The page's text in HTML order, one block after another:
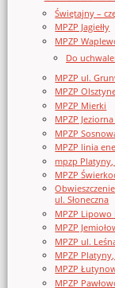
Świętajny –
MPZP Jagiełły
MPZP
Do
MPZP ul.
MPZP
MPZP Mierki
MPZP
MPZP
MPZP linia
mpzp Platyny,
MPZP
ul. Słoneczna
MPZP Lipowo
MPZP
MPZP ul.
MPZP
MPZP
MPZP